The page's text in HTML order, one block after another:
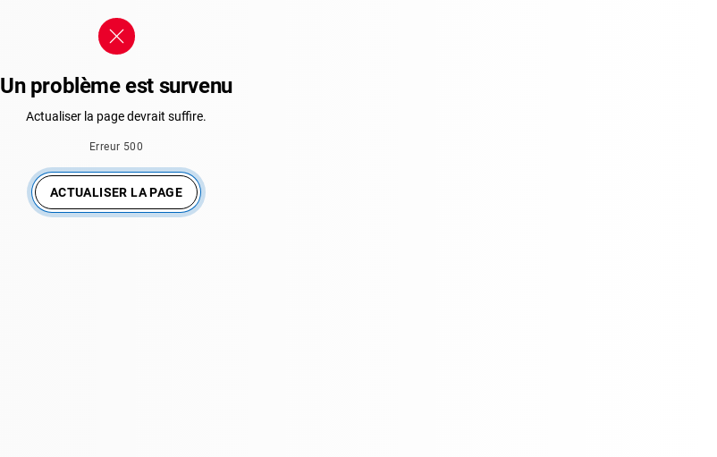
Un problème est survenu
Actualiser la page devrait suffire.
Erreur 500
ACTUALISER LA PAGE